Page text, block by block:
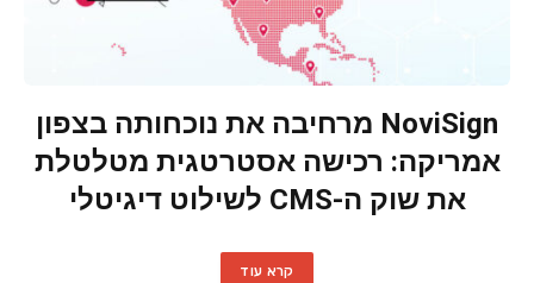
NoviSign מרחיבה את נוכחותה בצפון
אמריקה: רכישה אסטרטגית מטלטלת
את שוק ה-CMS לשילוט דיגיטלי
קרא עוד